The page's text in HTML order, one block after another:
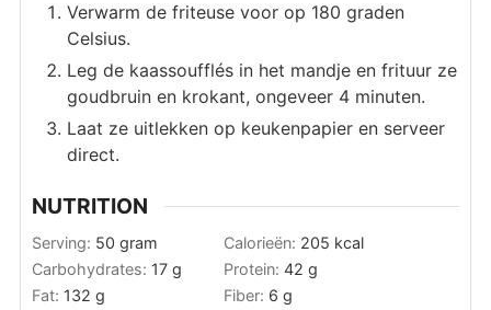
Verwarm de friteuse voor op 180 graden
Celsius.
Leg de kaassoufflés in het mandje en frituur ze
goudbruin en krokant, ongeveer 4 minuten.
Laat ze uitlekken op keukenpapier en serveer
direct.
NUTRITION
Serving: 50 gram Calorieën: 205 kcal
Carbohydrates: 17 g Protein: 42 g
Fat: 132 g Fiber: 6 g